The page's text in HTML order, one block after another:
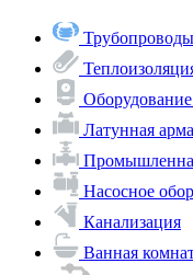
Латунная
Насосное
Канализация
Ванная